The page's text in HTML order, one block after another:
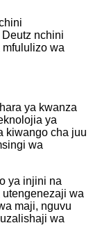
nchini
wa
ya kwanza
ya
kiwango cha juu
wa
ya injini na
wa
maji, nguvu
wa